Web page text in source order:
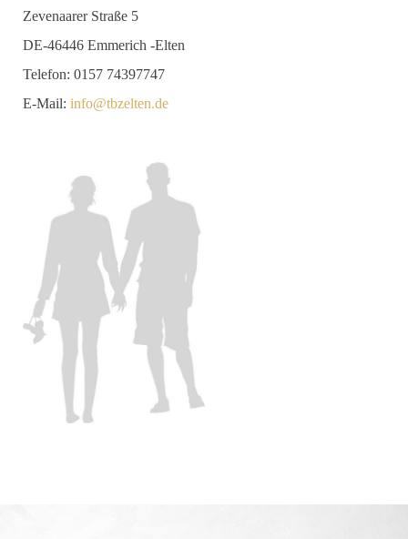
Zevenaarer Straße 5
DE-46446 Emmerich -Elten
Telefon: 0157 74397747
E-Mail: info@tbzelten.de